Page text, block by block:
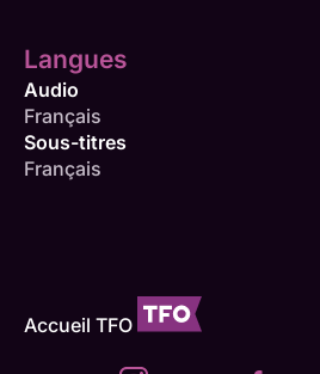
Langues
Audio
Français
Sous-titres
Français
Accueil TFO